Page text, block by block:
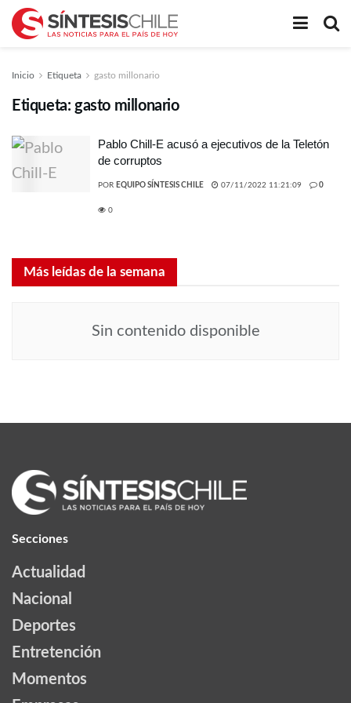
Inicio Etiqueta gasto millonario
Etiqueta: gasto millonario
Pablo Chill-E acusó a ejecutivos de la Teletón
de corruptos
POR EQUIPO SÍNTESIS CHILE 07/11/2022 11:21:09 0
0
Más leídas de la semana
Sin contenido disponible
Secciones
Actualidad
Nacional
Deportes
Entretención
Momentos